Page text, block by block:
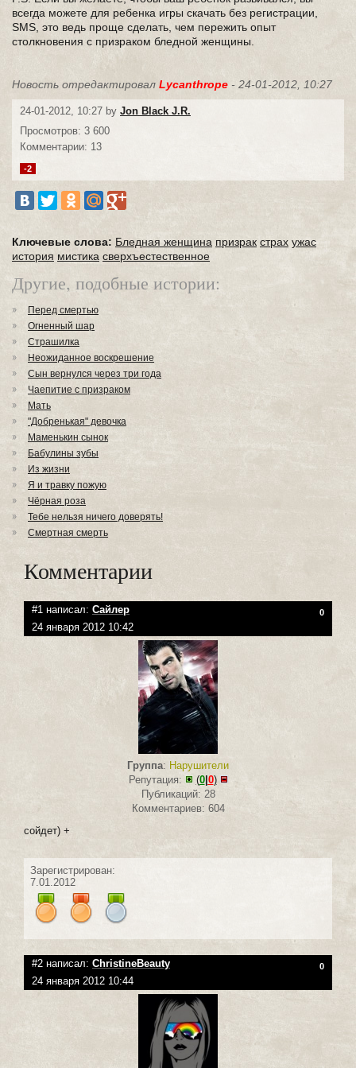
всегда можете для ребенка игры скачать без регистрации,
SMS, это ведь проще сделать, чем пережить опыт
столкновения с призраком бледной женщины.
Новость отредактировал Lycanthrope - 24-01-2012, 10:27
24-01-2012, 10:27 by Jon Black J.R.
Просмотров: 3 600
Комментарии: 13
-2
Ключевые слова: Бледная женщина призрак страх ужас
история мистика сверхъестественное
Другие, подобные истории:
Перед смертью
Огненный шар
Страшилка
Неожиданное воскрешение
Сын вернулся через три года
Чаепитие с призраком
Мать
"Добренькая" девочка
Маменькин сынок
Бабулины зубы
Из жизни
Я и травку пожую
Чёрная роза
Тебе нельзя ничего доверять!
Смертная смерть
Комментарии
#1 написал: Сайлер 0
24 января 2012 10:42
Группа: Нарушители
Репутация:
(0| 0)
Публикаций: 28
Комментариев: 604
сойдет) +
Зарегистрирован:
7.01.2012
#2 написал: ChristineBeauty 0
24 января 2012 10:44